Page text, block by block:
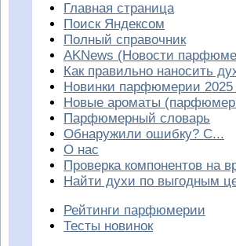
Главная страница
Поиск Яндексом
Полный справочник
AKNews (Новости
Как правильно наносить
Новинки парфюмерии 2025
Новые ароматы
Парфюмерный словарь
Обнаружили ошибку? С...
О нас
Проверка компонентов на
Найти духи по выгодным
Рейтинги парфюмерии
Тесты новинок